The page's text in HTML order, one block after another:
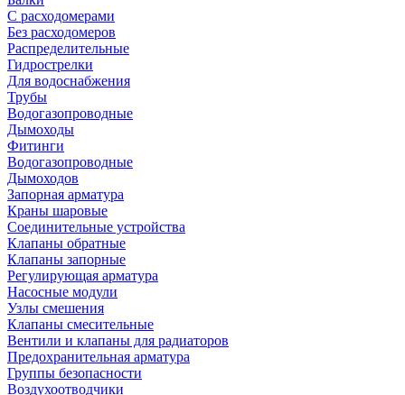
С расходомерами
Без расходомеров
Распределительные
Гидрострелки
Для водоснабжения
Трубы
Водогазопроводные
Дымоходы
Фитинги
Водогазопроводные
Дымоходов
Запорная арматура
Краны шаровые
Соединительные устройства
Клапаны обратные
Клапаны запорные
Регулирующая арматура
Насосные модули
Узлы смешения
Клапаны смесительные
Вентили и клапаны для радиаторов
Предохранительная арматура
Группы безопасности
Воздухоотводчики